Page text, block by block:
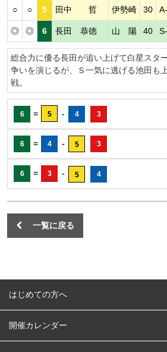
○ ○ 5 田中 哲 伊勢崎 30
◎ ◎ 6 長田 恭徳 山 陽 40
総合力に優る長田が追い上げて白星スタ
争いを演じるが、Ｓ一気に逃げる池田も
戦。
6 = 5 - 4 3
6 = 4 - 5 3
6 = 3 - 5 4
一覧に戻る
はじめての方へ
はじめての方へ
開催カレンダー